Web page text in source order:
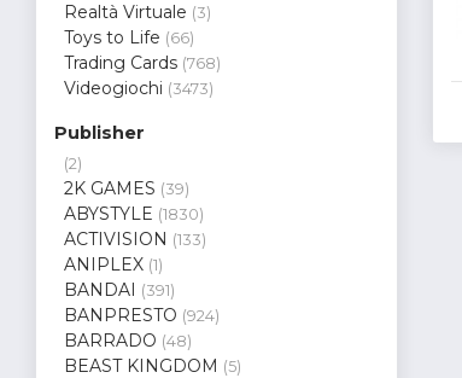
Realtà Virtuale (3)
Toys to Life (66)
Trading Cards (768)
Videogiochi (3473)
Publisher
(2)
2K GAMES (39)
ABYSTYLE (1830)
ACTIVISION (133)
ANIPLEX (1)
BANDAI (391)
BANPRESTO (924)
BARRADO (48)
BEAST KINGDOM (5)